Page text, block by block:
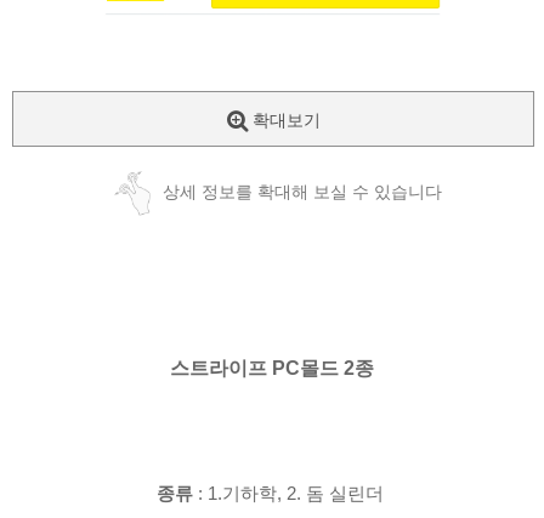
확대보기
상세 정보를 확대해 보실 수 있습니다
스트라이프 PC몰드 2종
종류: 1.기하학, 2. 돔 실린더